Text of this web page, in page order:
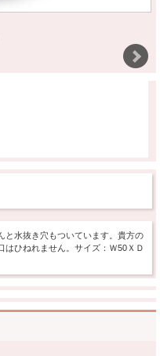
と水抜き穴もついています。貴方の
ひねれません。サイズ：Ｗ50ＸＤ